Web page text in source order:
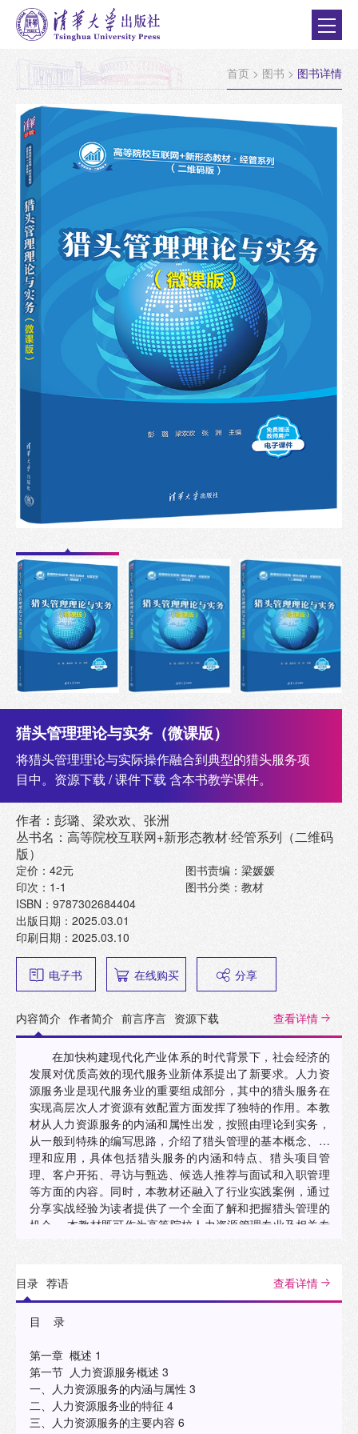
首页 > 图书 > 图书详情
猎头管理理论与实务（微课版）
将猎头管理理论与实际操作融合到典型的猎头服务项
目中。资源下载 / 课件下载 含本书教学课件。
作者：彭璐、梁欢欢、张洲
丛书名：高等院校互联网+新形态教材·经管系列（二维码
版）
定价：42元
印次：1-1
ISBN：9787302684404
出版日期：2025.03.01
印刷日期：2025.03.10
图书责编：梁媛媛
图书分类：教材
电子书 在线购买 分享
内容简介 作者简介 前言序言 资源下载 查看详情
在加快构建现代化产业体系的时代背景下，社会经济的
发展对优质高效的现代服务业新体系提出了新要求。人力资
源服务业是现代服务业的重要组成部分，其中的猎头服务在
实现高层次人才资源有效配置方面发挥了独特的作用。本教
材从人力资源服务的内涵和属性出发，按照由理论到实务，
从一般到特殊的编写思路，介绍了猎头管理的基本概念、原
理和应用，具体包括猎头服务的内涵和特点、猎头项目管
理、客户开拓、寻访与甄选、候选人推荐与面试和入职管理
等方面的内容。同时，本教材还融入了行业实践案例，通过
分享实战经验为读者提供了一个全面了解和把握猎头管理的
机会。 本教材既可作为高等院校人力资源管理专业及相关专
目录 荐语 查看详情
目 录
第一章 概述 1
第一节 人力资源服务概述 3
一、人力资源服务的内涵与属性 3
二、人力资源服务业的特征 4
三、人力资源服务的主要内容 6